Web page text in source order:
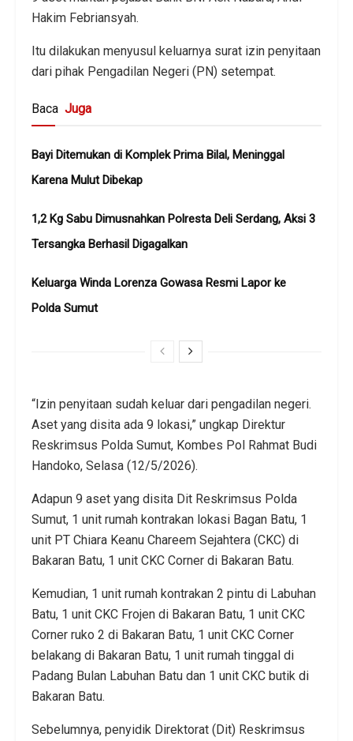
Hakim Febriansyah.
Itu dilakukan menyusul keluarnya surat izin penyitaan
dari pihak Pengadilan Negeri (PN) setempat.
Baca Juga
Bayi Ditemukan di Komplek Prima Bilal, Meninggal
Karena Mulut Dibekap
1,2 Kg Sabu Dimusnahkan Polresta Deli Serdang, Aksi 3
Tersangka Berhasil Digagalkan
Keluarga Winda Lorenza Gowasa Resmi Lapor ke
Polda Sumut
“Izin penyitaan sudah keluar dari pengadilan negeri.
Aset yang disita ada 9 lokasi,” ungkap Direktur
Reskrimsus Polda Sumut, Kombes Pol Rahmat Budi
Handoko, Selasa (12/5/2026).
Adapun 9 aset yang disita Dit Reskrimsus Polda
Sumut, 1 unit rumah kontrakan lokasi Bagan Batu, 1
unit PT Chiara Keanu Chareem Sejahtera (CKC) di
Bakaran Batu, 1 unit CKC Corner di Bakaran Batu.
Kemudian, 1 unit rumah kontrakan 2 pintu di Labuhan
Batu, 1 unit CKC Frojen di Bakaran Batu, 1 unit CKC
Corner ruko 2 di Bakaran Batu, 1 unit CKC Corner
belakang di Bakaran Batu, 1 unit rumah tinggal di
Padang Bulan Labuhan Batu dan 1 unit CKC butik di
Bakaran Batu.
Sebelumnya, penyidik Direktorat (Dit) Reskrimsus